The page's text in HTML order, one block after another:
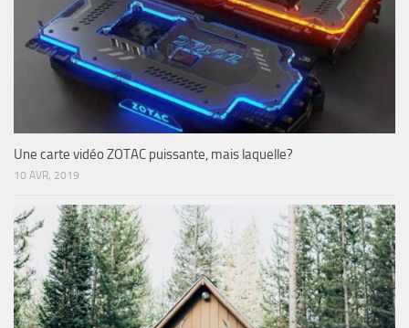
Une carte vidéo ZOTAC puissante, mais laquelle?
10 AVR, 2019